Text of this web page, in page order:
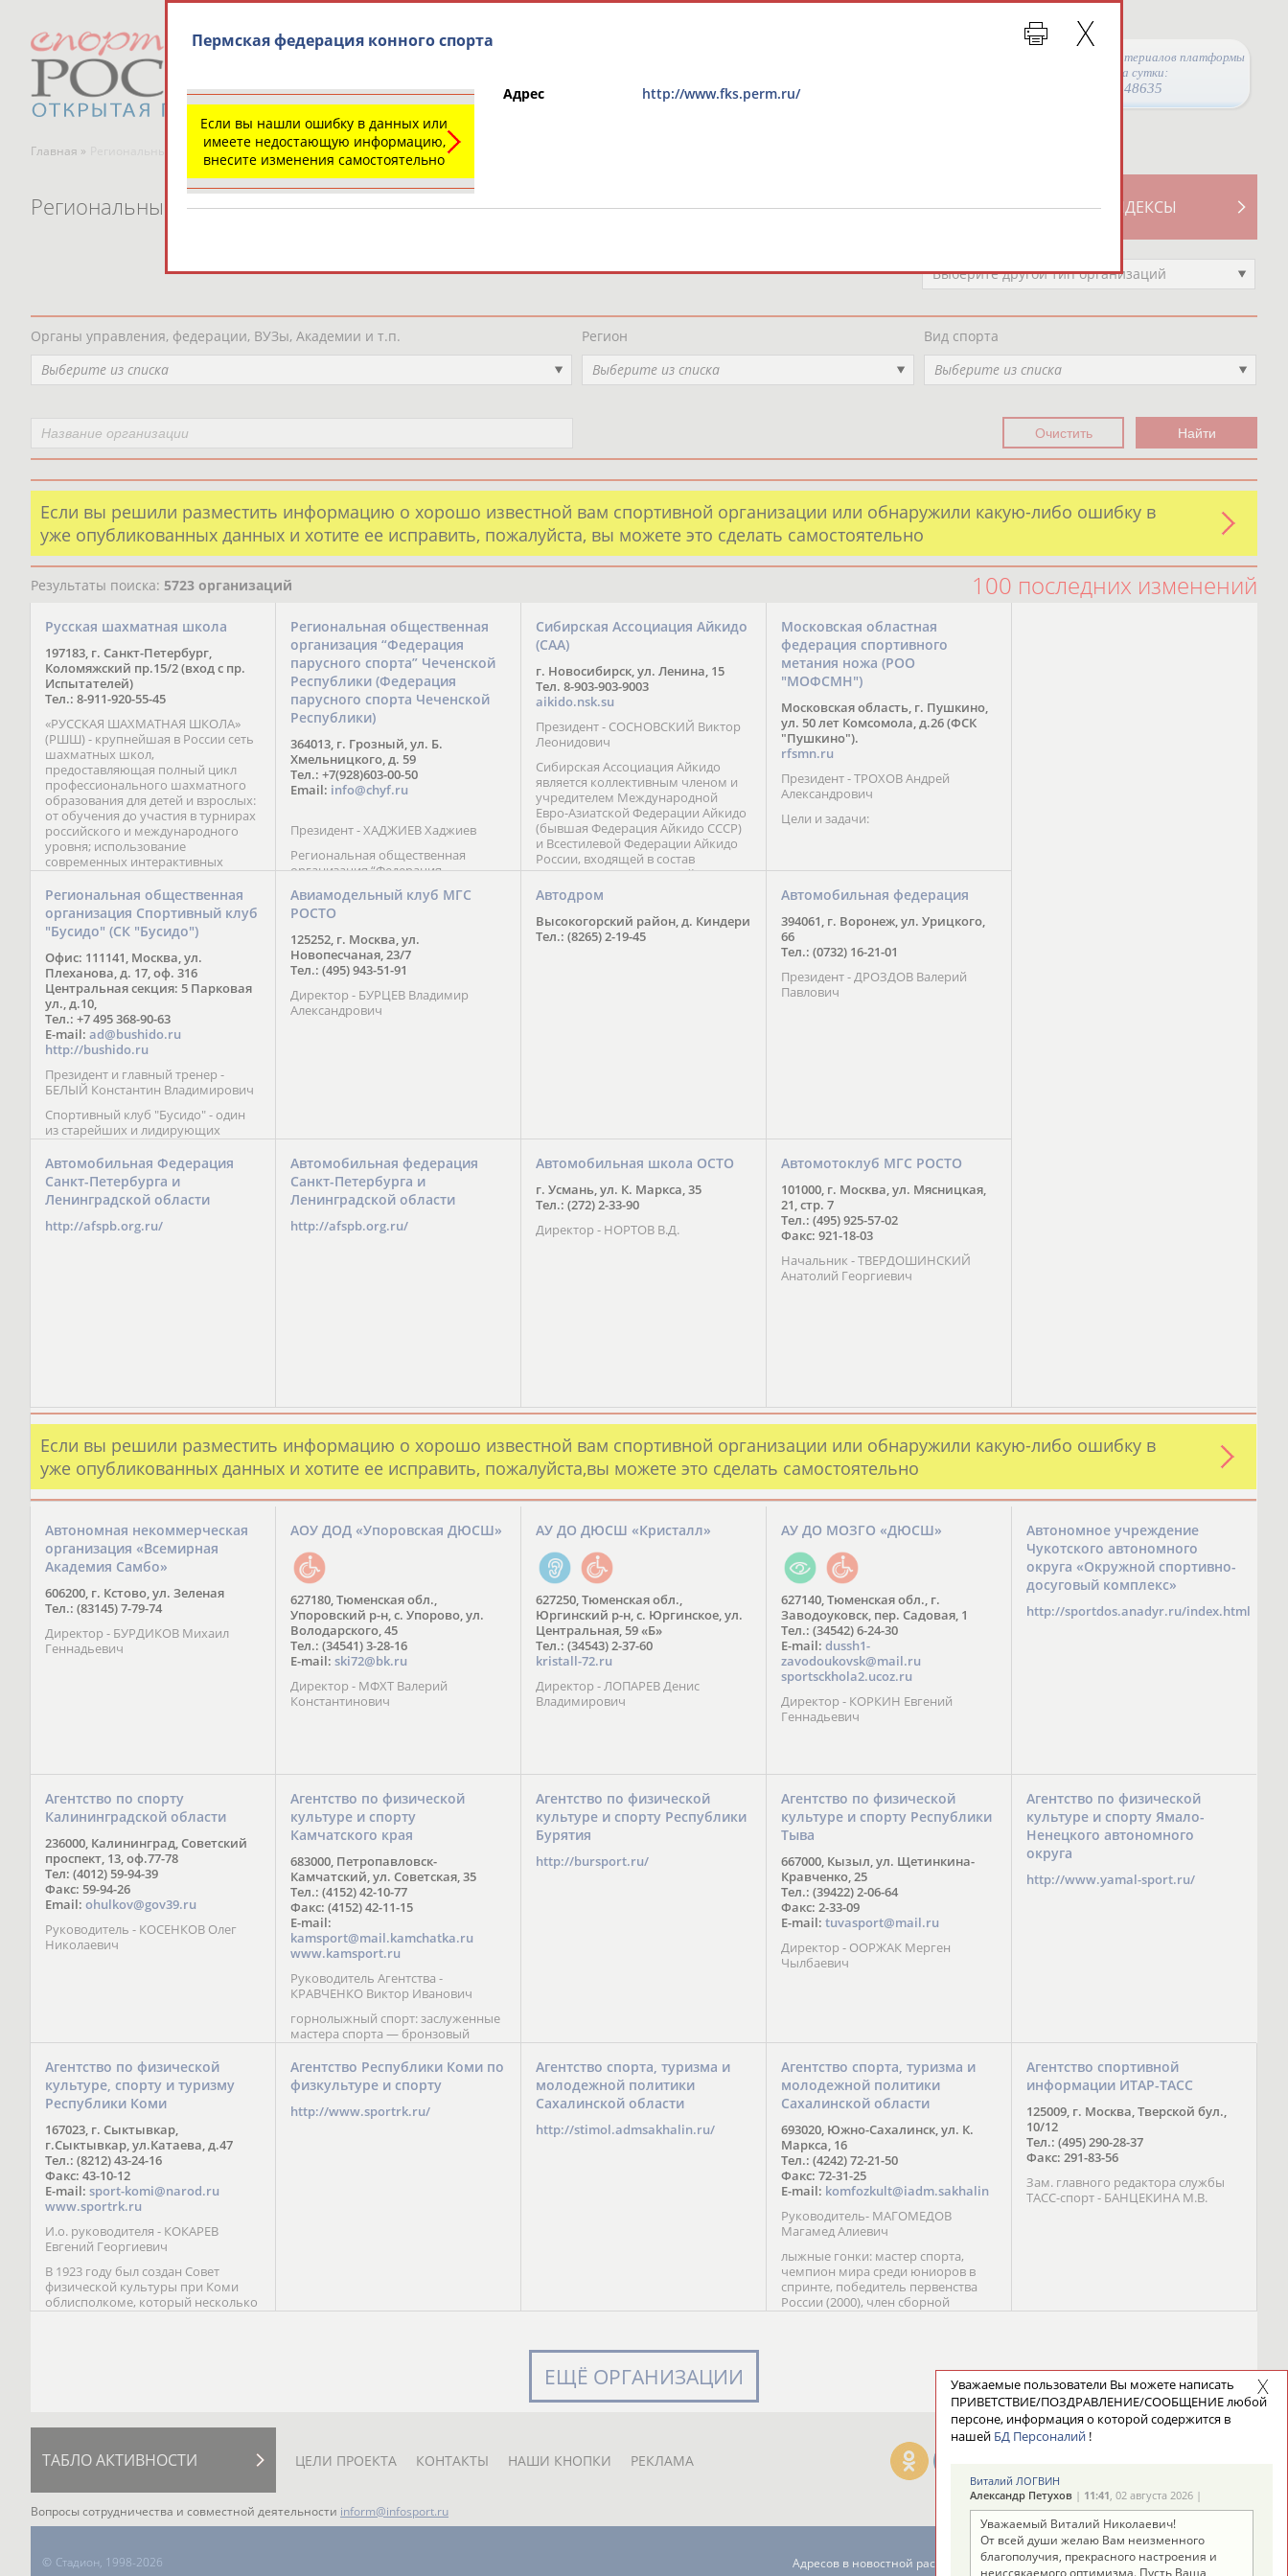
Просмотры материалов платформы
за сутки:
48635
Главная » Региональные спортивные организации
СВОДНЫЕ ИНДЕКСЫ
ТАБЛО АКТИВНОСТИ
РЕСУРСНАЯ ПЛОЩАДКА
Региональные спортивные организации
Выберите другой тип организаций
Органы управления, федерации, ВУЗы, Академии и т.п.
Выберите из списка
Регион
Выберите из списка
Вид спорта
Выберите из списка
Если вы решили разместить информацию о хорошо известной вам спортивной организации или обнаружили какую-либо ошибку в
уже опубликованных данных и хотите ее исправить, пожалуйста, вы можете это сделать самостоятельно
Результаты поиска: 5723 организаций 100 последних изменений
Русская шахматная школа
197183, г. Санкт-Петербург,
Коломяжский пр.15/2 (вход с пр.
Испытателей)
Тел.: 8-911-920-55-45
«РУССКАЯ ШАХМАТНАЯ ШКОЛА»
(РШШ) - крупнейшая в России сеть
шахматных школ,
предоставляющая полный цикл
профессионального шахматного
образования для детей и взрослых:
от обучения до участия в турнирах
российского и международного
уровня; использование
современных интерактивных
методик подачи материала;
обучение на русском и английском
языках; специалисты с опытом
преподавания более 20 лет;
направленность на общее
развитие ребенка: проведение
творческих мастер-классов, уроков
по истории и литературе,
организация регулярных
шахматных сборов на спортивных
базах и в детских лагерях,
проведение встреч с выдающимися
шахматистами; корпоративное
обучение; онлайн обучение в
форме вебинаров и
индивидуальных занятий, круглые
столы российских и
международных тренеров,
трансляция мероприятий и
турниров.
Региональная общественная
организация “Федерация
парусного спорта” Чеченской
Республики (Федерация
парусного спорта Чеченской
Республики)
364013, г. Грозный, ул. Б.
Хмельницкого, д. 59
Тел.: +7(928)603-00-50
Email: info@chyf.ru
Президент - ХАДЖИЕВ Хаджиев
Региональная общественная
организация “Федерация
парусного спорта” Чеченской
Республики начала свою
деятельность в декабре 2016 года.
Миссия федерации состоит в
популяризации парусного спорта,
привлечении и содействии
развитию спорта в этом регионе и
спортсменов на российских и
международных соревнованиях.
Сибирская Ассоциация Айкидо
(САА)
г. Новосибирск, ул. Ленина, 15
Тел. 8-903-903-9003
aikido.nsk.su
Президент - СОСНОВСКИЙ Виктор
Леонидович
Сибирская Ассоциация Айкидо
является коллективным членом и
учредителем Международной
Евро-Азиатской Федерации Айкидо
(бывшая Федерация Айкидо СССР)
и Всестилевой Федерации Айкидо
России, входящей в состав
Национального Совета Айкидо
России, президентом которого
является С. В. Киреенко
Московская областная
федерация спортивного
метания ножа (РОО
"МОФСМН")
Московская область, г. Пушкино,
ул. 50 лет Комсомола, д.26 (ФСК
"Пушкино").
rfsmn.ru
Президент - ТРОХОВ Андрей
Александрович
Цели и задачи:
Региональная общественная
организация Спортивный клуб
"Бусидо" (СК "Бусидо")
Офис: 111141, Москва, ул.
Плеханова, д. 17, оф. 316
Центральная секция: 5 Парковая
ул., д.10,
Тел.: +7 495 368-90-63
E-mail: ad@bushido.ru
http://bushido.ru
Президент и главный тренер -
БЕЛЫЙ Константин Владимирович
Спортивный клуб "Бусидо" - один
из старейших и лидирующих
клубов России, изучающих и
развивающих различные боевые
искусства и, прежде всего, каратэ
Кёкусинкай - первого в мире стиля
контактного каратэ, получившего
огромное развитие во всем
мире. Однако, спектр интересов
Авиамодельный клуб МГС
РОСТО
125252, г. Москва, ул.
Новопесчаная, 23/7
Тел.: (495) 943-51-91
Директор - БУРЦЕВ Владимир
Александрович
Автодром
Высокогорский район, д. Киндери
Тел.: (8265) 2-19-45
Автомобильная федерация
394061, г. Воронеж, ул. Урицкого,
66
Тел.: (0732) 16-21-01
Президент - ДРОЗДОВ Валерий
Павлович
Автомобильная Федерация
Санкт-Петербурга и
Ленинградской области
http://afspb.org.ru/
Автомобильная федерация
Санкт-Петербурга и
Ленинградской области
http://afspb.org.ru/
Автомобильная школа ОСТО
г. Усмань, ул. К. Маркса, 35
Тел.: (272) 2-33-90
Директор - НОРТОВ В.Д.
Автомотоклуб МГС РОСТО
101000, г. Москва, ул. Мясницкая,
21, стр. 7
Тел.: (495) 925-57-02
Факс: 921-18-03
Начальник - ТВЕРДОШИНСКИЙ
Анатолий Георгиевич
Если вы решили разместить информацию о хорошо известной вам спортивной организации или обнаружили какую-либо ошибку в
уже опубликованных данных и хотите ее исправить, пожалуйста,вы можете это сделать самостоятельно
Автономная некоммерческая
организация «Всемирная
Академия Самбо»
606200, г. Кстово, ул. Зеленая
Тел.: (83145) 7-79-74
Директор - БУРДИКОВ Михаил
Геннадьевич
АОУ ДОД «Упоровская ДЮСШ»
627180, Тюменская обл.,
Упоровский р-н, с. Упорово, ул.
Володарского, 45
Тел.: (34541) 3-28-16
E-mail: ski72@bk.ru
Директор - МФХТ Валерий
Константинович
АУ ДО ДЮСШ «Кристалл»
627250, Тюменская обл.,
Юргинский р-н, с. Юргинское, ул.
Центральная, 59 «Б»
Тел.: (34543) 2-37-60
kristall-72.ru
Директор - ЛОПАРЕВ Денис
Владимирович
АУ ДО МОЗГО «ДЮСШ»
627140, Тюменская обл., г.
Заводоуковск, пер. Садовая, 1
Тел.: (34542) 6-24-30
​E-mail: dussh1-
zavodoukovsk@mail.ru
sportsckhola2.ucoz.ru
Директор - КОРКИН Евгений
Геннадьевич
Автономное учреждение
Чукотского автономного
округа «Окружной спортивно-
досуговый комплекс»
http://sportdos.anadyr.ru/index.html
Агентство по спорту
Калининградской области
236000, Калининград, Советский
проспект, 13, оф.77-78
Тел: (4012) 59-94-39
Факс: 59-94-26
Email: ohulkov@gov39.ru
Руководитель - КОСЕНКОВ Олег
Николаевич
Агентство по физической
культуре и спорту
Камчатского края
683000, Петропавловск-
Камчатский, ул. Советская, 35
Тел.: (4152) 42-10-77
Факс: (4152) 42-11-15
E-mail:
kamsport@mail.kamchatka.ru
www.kamsport.ru
Руководитель Агентства -
КРАВЧЕНКО Виктор Иванович
горнолыжный спорт: заслуженные
мастера спорта — бронзовый
призер Кубка мира (1997),
обладатель Кубка Европы (2002) В.
Зеленская; бронзовый призер
Паралимпийских игр в Солт-Лейк-
Сити (2002) А. Мошкин; мастер
Агентство по физической
культуре и спорту Республики
Бурятия
http://bursport.ru/
Агентство по физической
культуре и спорту Республики
Тыва
667000, Кызыл, ул. Щетинкина-
Кравченко, 25
Тел.: (39422) 2-06-64
Факс: 2-33-09
E-mail: tuvasport@mail.ru
Директор - ООРЖАК Мерген
Чылбаевич
Агентство по физической
культуре и спорту Ямало-
Ненецкого автономного
округа
http://www.yamal-sport.ru/
Агентство по физической
культуре, спорту и туризму
Республики Коми
167023, г. Сыктывкар,
г.Сыктывкар, ул.Катаева, д.47
Тел.: (8212) 43-24-16
Факс: 43-10-12
E-mail: sport-komi@narod.ru
www.sportrk.ru
И.о. руководителя - КОКАРЕВ
Евгений Георгиевич
В 1923 году был создан Совет
физической культуры при Коми
облисполкоме, который несколько
раз реорганизовывался; с 1994 года
Агентство Республики Коми по
физкультуре и спорту
http://www.sportrk.ru/
Агентство спорта, туризма и
молодежной политики
Сахалинской области
http://stimol.admsakhalin.ru/
Агентство спорта, туризма и
молодежной политики
Сахалинской области
693020, Южно-Сахалинск, ул. К.
Маркса, 16
Тел.: (4242) 72-21-50
Факс: 72-31-25
E-mail: komfozkult@iadm.sakhalin
Руководитель- МАГОМЕДОВ
Магамед Алиевич
лыжные гонки: мастер спорта,
чемпион мира среди юниоров в
спринте, победитель первенства
России (2000), член сборной
команды России С. Новиков;
Кубка России (1999) В. Разницын;
первенств России (1999, 2000), член
юниорской сборной команды
Агентство спортивной
информации ИТАР-ТАСС
125009, г. Москва, Тверской бул.,
10/12
Тел.: (495) 290-28-37
Факс: 291-83-56
Зам. главного редактора службы
ТАСС-спорт - БАНЦЕКИНА М.В.
ЕЩЁ ОРГАНИЗАЦИИ
Пермская федерация конного спорта
Если вы нашли ошибку в данных или
имеете недостающую информацию,
внесите изменения самостоятельно
Адрес http://www.fks.perm.ru/
ТАБЛО АКТИВНОСТИ ЦЕЛИ ПРОЕКТА КОНТАКТЫ НАШИ КНОПКИ РЕКЛАМА
Вопросы сотрудничества и совместной деятельности inform@infosport.ru
© Стадион, 1998-2026 Адресов в новостной рассылке: 996
Уважаемые пользователи Вы можете написать
ПРИВЕТСТВИЕ/ПОЗДРАВЛЕНИЕ/СООБЩЕНИЕ любой
персоне, информация о которой содержится в
нашей БД Персоналий !
Виталий ЛОГВИН
Александр Петухов | 11:41, 02 августа 2026 |
Уважаемый Виталий Николаевич!
От всей души желаю Вам неизменного
благополучия, прекрасного настроения и
неиссякаемого оптимизма. Пусть Ваша